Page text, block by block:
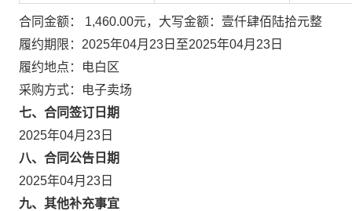
合同金额： 1,460.00元，大写金额：壹仟肆佰陆拾元整
履约期限：2025年04月23日至2025年04月23日
履约地点：电白区
采购方式：电子卖场
七、合同签订日期
2025年04月23日
八、合同公告日期
2025年04月23日
九、其他补充事宜